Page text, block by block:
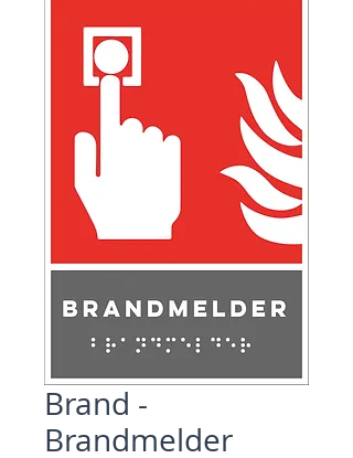
Brand -
Brandmelder